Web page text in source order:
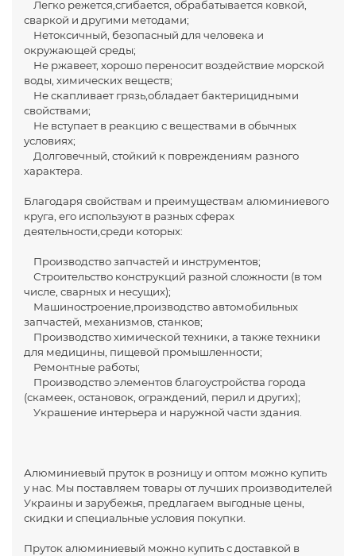
Легко режется,сгибается, обрабатывается ковкой,
сваркой и другими методами;
Нетоксичный, безопасный для человека и
окружающей среды;
Не ржавеет, хорошо переносит воздействие морской
воды, химических веществ;
Не скапливает грязь,обладает бактерицидными
свойствами;
Не вступает в реакцию с веществами в обычных
условиях;
Долговечный, стойкий к повреждениям разного
характера.
Благодаря свойствам и преимуществам алюминиевого
круга, его используют в разных сферах
деятельности,среди которых:
Производство запчастей и инструментов;
Строительство конструкций разной сложности (в том
числе, сварных и несущих);
Машиностроение,производство автомобильных
запчастей, механизмов, станков;
Производство химической техники, а также техники
для медицины, пищевой промышленности;
Ремонтные работы;
Производство элементов благоустройства города
(скамеек, остановок, ограждений, перил и других);
Украшение интерьера и наружной части здания.
Алюминиевый пруток в розницу и оптом можно купить
у нас. Мы поставляем товары от лучших производителей
Украины и зарубежья, предлагаем выгодные цены,
скидки и специальные условия покупки.
Пруток алюминиевый можно купить с доставкой в